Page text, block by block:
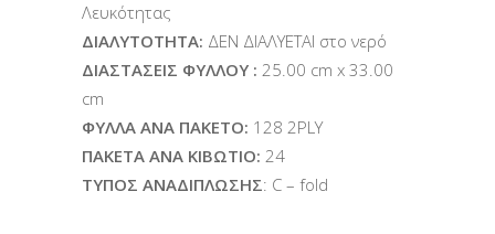
Λευκότητας
ΔΙΑΛΥΤΟΤΗΤΑ: ΔΕΝ ΔΙΑΛΥΕΤΑΙ στο νερό
ΔΙΑΣΤΑΣΕΙΣ ΦΥΛΛΟΥ : 25.00 cm x 33.00
cm
ΦΥΛΛΑ ΑΝΑ ΠΑΚΕΤΟ: 128 2PLY
ΠΑΚΕΤΑ ΑΝΑ ΚΙΒΩΤΙΟ: 24
ΤΥΠΟΣ ΑΝΑΔΙΠΛΩΣΗΣ: C – fold